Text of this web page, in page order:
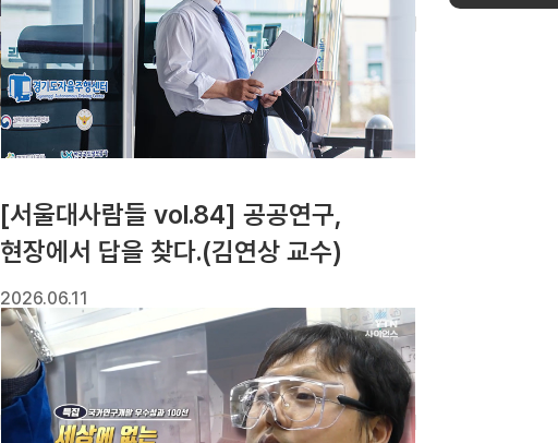
[서울대사람들 vol.84] 공공연구,
현장에서 답을 찾다.(김연상 교수)
2026.06.11